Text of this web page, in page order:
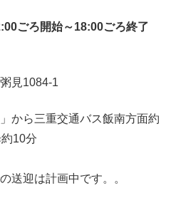
ごろ開始～18:00ごろ終了
1084-1
ら三重交通バス飯南方面約
10分
迎は計画中です。。